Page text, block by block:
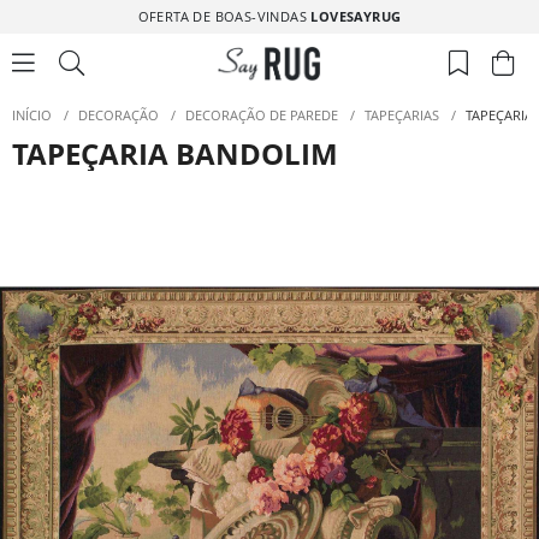
OFERTA DE BOAS-VINDAS LOVESAYRUG
INÍCIO / DECORAÇÃO / DECORAÇÃO DE PAREDE / TAPEÇARIAS /
TAPEÇARIA BANDOLIM